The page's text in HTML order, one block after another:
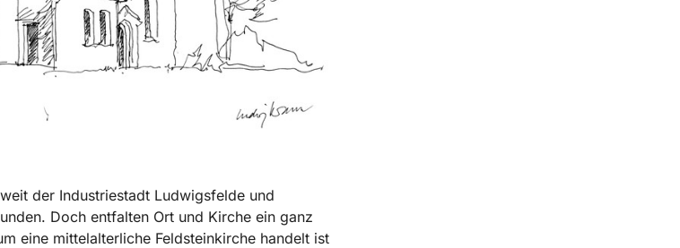
der Industriestadt Ludwigsfelde und
Doch entfalten Ort und Kirche ein ganz
eine mittelalterliche Feldsteinkirche handelt ist